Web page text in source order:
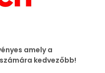
amely a
kedvezőbb!